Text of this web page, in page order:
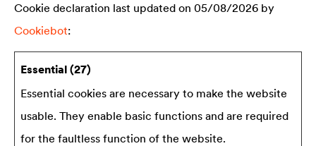
Cookie declaration last updated on 05/08/2026 by
Cookiebot:
Essential (27)
Essential cookies are necessary to make the website
usable. They enable basic functions and are required
for the faultless function of the website.